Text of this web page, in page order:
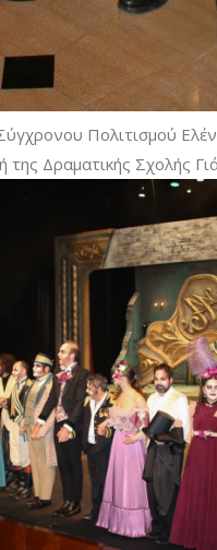
Πολιτισμού
της Δραματικής Σχολής